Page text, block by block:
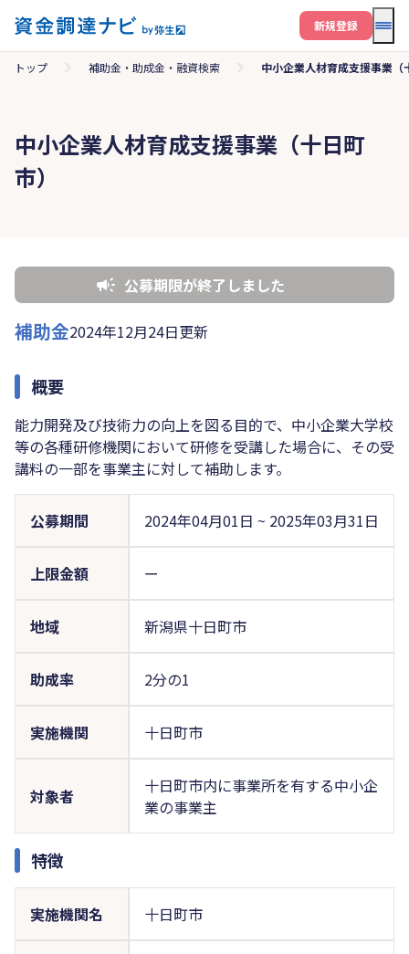
メ
新規登録
トップ 補助金・助成金・融資検索 中小企業人材育成支援事業（
中小企業人材育成支援事業（十日町
市）
公募期限が終了しました
補助金2024年12月24日更新
概要
能力開発及び技術力の向上を図る目的で、中小企業大学校
等の各種研修機関において研修を受講した場合に、その受
講料の一部を事業主に対して補助します。
公募期間 2024年04月01日 ~ 2025年03月31日
上限金額 ー
地域 新潟県十日町市
助成率 2分の1
実施機関 十日町市
対象者
十日町市内に事業所を有する中小企
業の事業主
特徴
実施機関名 十日町市